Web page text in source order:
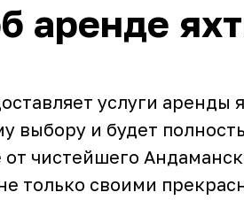
аренде
услуги аренды
выбору и будет
от чистейшего
только своими